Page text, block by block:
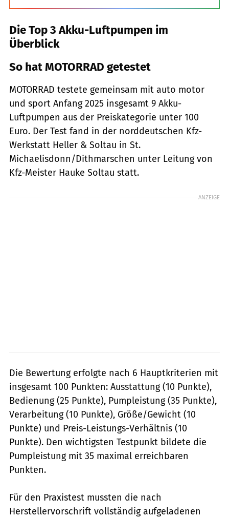
Die Top 3 Akku-Luftpumpen im
Überblick
So hat MOTORRAD getestet
MOTORRAD testete gemeinsam mit auto motor
und sport Anfang 2025 insgesamt 9 Akku-
Luftpumpen aus der Preiskategorie unter 100
Euro. Der Test fand in der norddeutschen Kfz-
Werkstatt Heller & Soltau in St.
Michaelisdonn/Dithmarschen unter Leitung von
Kfz-Meister Hauke Soltau statt.
ANZEIGE
Die Bewertung erfolgte nach 6 Hauptkriterien mit
insgesamt 100 Punkten: Ausstattung (10 Punkte),
Bedienung (25 Punkte), Pumpleistung (35 Punkte),
Verarbeitung (10 Punkte), Größe/Gewicht (10
Punkte) und Preis-Leistungs-Verhältnis (10
Punkte). Den wichtigsten Testpunkt bildete die
Pumpleistung mit 35 maximal erreichbaren
Punkten.
Für den Praxistest mussten die nach
Herstellervorschrift vollständig aufgeladenen